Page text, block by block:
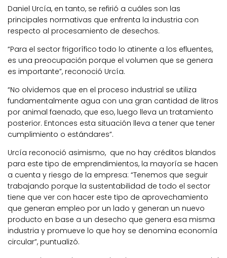
Daniel Urcía, en tanto, se refirió a cuáles son las
principales normativas que enfrenta la industria con
respecto al procesamiento de desechos.
“Para el sector frigorífico todo lo atinente a los efluentes,
es una preocupación porque el volumen que se genera
es importante”, reconoció Urcía.
“No olvidemos que en el proceso industrial se utiliza
fundamentalmente agua con una gran cantidad de litros
por animal faenado, que eso, luego lleva un tratamiento
posterior. Entonces esta situación lleva a tener que tener
cumplimiento o estándares”.
Urcía reconoció asimismo, que no hay créditos blandos
para este tipo de emprendimientos, la mayoría se hacen
a cuenta y riesgo de la empresa: “Tenemos que seguir
trabajando porque la sustentabilidad de todo el sector
tiene que ver con hacer este tipo de aprovechamiento
que generan empleo por un lado y generan un nuevo
producto en base a un desecho que genera esa misma
industria y promueve lo que hoy se denomina economía
circular”, puntualizó.